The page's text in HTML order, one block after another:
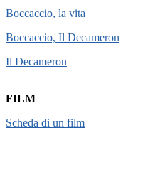
Boccaccio, la vita
Boccaccio, Il Decameron
Il Decameron
FILM
Scheda di un film